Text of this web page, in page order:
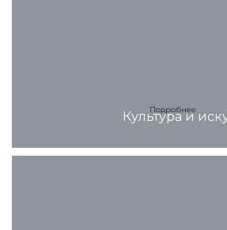
Подробнее
Культура и